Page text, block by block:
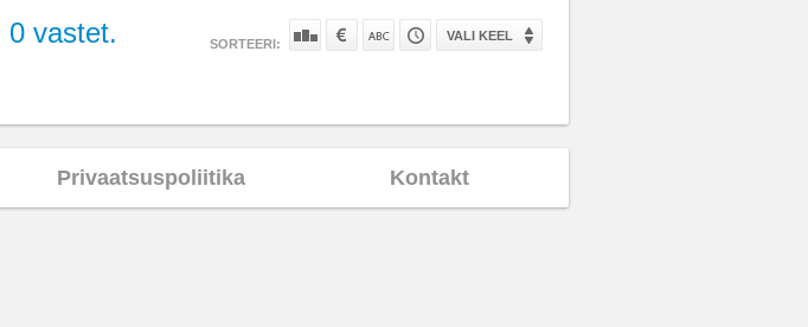
0 vastet. SORTEERI:
VALI KEEL
Privaatsuspoliitika Kontakt